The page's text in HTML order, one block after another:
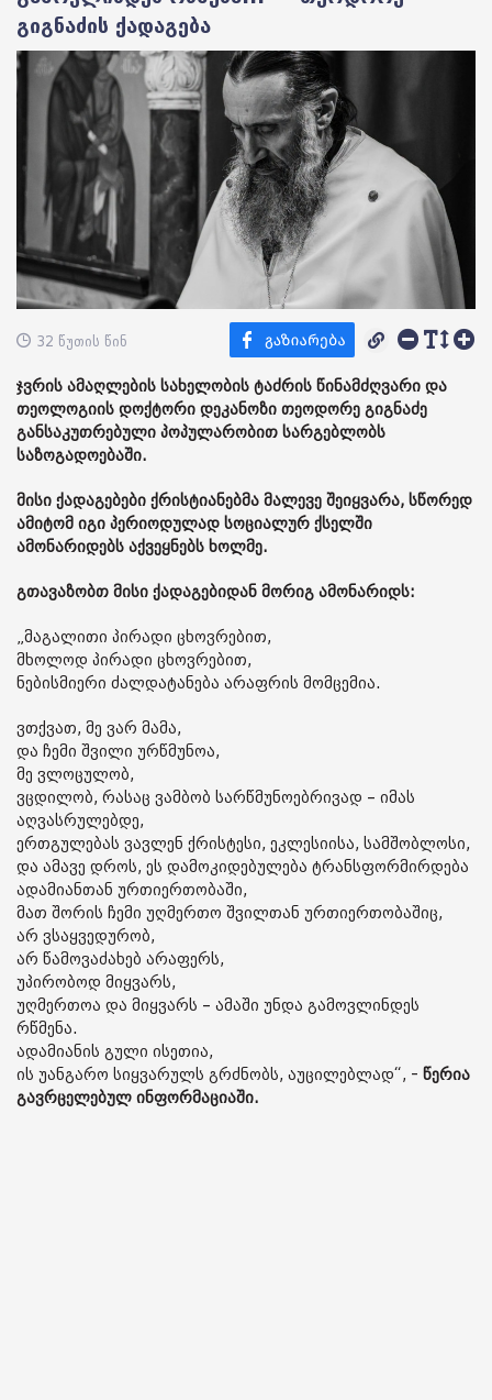
გიგნაძის ქადაგება
32 წუთის წინ
ჯვრის ამაღლების სახელობის ტაძრის წინამძღვარი და
თეოლოგიის დოქტორი დეკანოზი თეოდორე გიგნაძე
განსაკუთრებული პოპულარობით სარგებლობს
საზოგადოებაში.
მისი ქადაგებები ქრისტიანებმა მალევე შეიყვარა, სწორედ
ამიტომ იგი პერიოდულად სოციალურ ქსელში
ამონარიდებს აქვეყნებს ხოლმე.
გთავაზობთ მისი ქადაგებიდან მორიგ ამონარიდს:
„მაგალითი პირადი ცხოვრებით,
მხოლოდ პირადი ცხოვრებით,
ნებისმიერი ძალდატანება არაფრის მომცემია.
ვთქვათ, მე ვარ მამა,
და ჩემი შვილი ურწმუნოა,
მე ვლოცულობ,
ვცდილობ, რასაც ვამბობ სარწმუნოებრივად – იმას
აღვასრულებდე,
ერთგულებას ვავლენ ქრისტესი, ეკლესიისა, სამშობლოსი,
და ამავე დროს, ეს დამოკიდებულება ტრანსფორმირდება
ადამიანთან ურთიერთობაში,
მათ შორის ჩემი უღმერთო შვილთან ურთიერთობაშიც,
არ ვსაყვედურობ,
არ წამოვაძახებ არაფერს,
უპირობოდ მიყვარს,
უღმერთოა და მიყვარს – ამაში უნდა გამოვლინდეს
რწმენა.
ადამიანის გული ისეთია,
ის უანგარო სიყვარულს გრძნობს, აუცილებლად“, - წერია
გავრცელებულ ინფორმაციაში.